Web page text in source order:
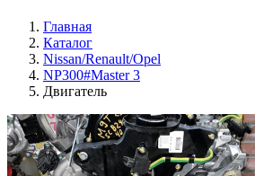
Главная
Каталог
Nissan/Renault/Opel
NP300#Master 3
Двигатель